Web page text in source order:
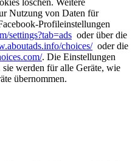
Nutzung von Daten für
Profileinstellungen
settings?tab=ads oder über die
choices/oder die
. Die Einstellungen
werden für alle Geräte, wie
übernommen.